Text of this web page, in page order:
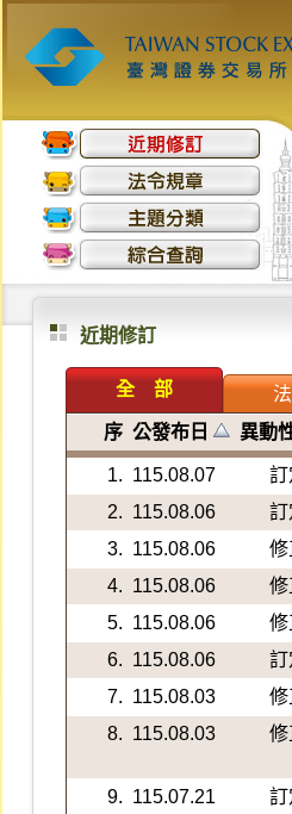
近期修訂
全 部
序 公發布日 異動
1. 115.08.07 訂
2. 115.08.06 訂
3. 115.08.06 修
4. 115.08.06 修
5. 115.08.06 修
6. 115.08.06 訂
7. 115.08.03 修
8. 115.08.03 修
9. 115.07.21 訂